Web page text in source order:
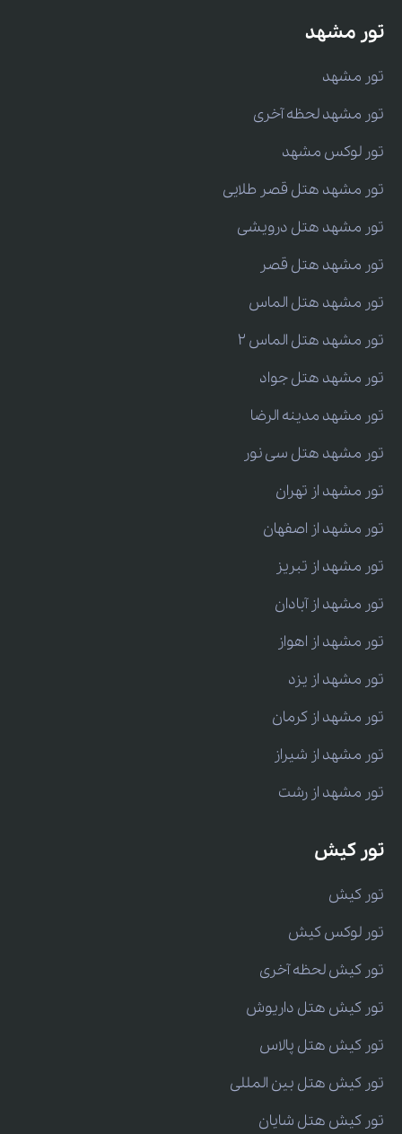
تور مشهد
تور مشهد
تور مشهد لحظه آخری
تور لوکس مشهد
تور مشهد هتل قصر طلایی
تور مشهد هتل درویشی
تور مشهد هتل قصر
تور مشهد هتل الماس
تور مشهد هتل الماس 2
تور مشهد هتل جواد
تور مشهد مدینه الرضا
تور مشهد هتل سی نور
تور مشهد از تهران
تور مشهد از اصفهان
تور مشهد از تبریز
تور مشهد از آبادان
تور مشهد از اهواز
تور مشهد از یزد
تور مشهد از کرمان
تور مشهد از شیراز
تور مشهد از رشت
تور کیش
تور کیش
تور لوکس کیش
تور کیش لحظه آخری
تور کیش هتل داریوش
تور کیش هتل پالاس
تور کیش هتل بین المللی
تور کیش هتل شایان